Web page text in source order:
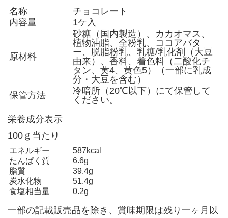
名称
チョコレート
内容量
1ケ入
原材料
砂糖（国内製造）、カカオマス、
植物油脂、全粉乳、ココアバタ
ー、脱脂粉乳、乳糖/乳化剤（大豆
由来）、香料、着色料（二酸化チ
タン、黄4、黄色5）（一部に乳成
分・大豆を含む）
保管方法
冷暗所（20℃以下）にて保管して
ください。
栄養成分表示
100ｇ当たり
エネルギー
587kcal
たんぱく質
6.6g
脂質
39.4g
炭水化物
51.4g
食塩相当量
0.2g
一部の記載販売品を除き、賞味期限は残り一ヶ月以